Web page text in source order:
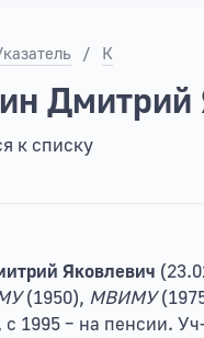
/ К
Дмитрий
к списку
Яковлевич
(1950), МВИМУ
с 1995 – на пенсии.